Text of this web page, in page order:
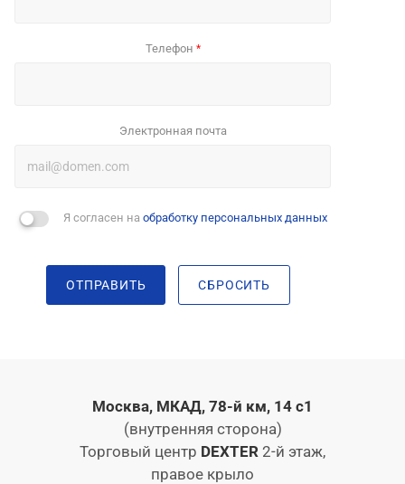
Телефон *
Электронная почта
Я согласен на обработку персональных данных
ОТПРАВИТЬ СБРОСИТЬ
Москва, МКАД, 78-й км, 14 с1
(внутренняя сторона)
Торговый центр DEXTER 2-й этаж,
правое крыло